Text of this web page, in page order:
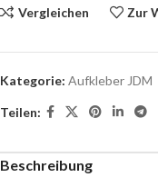
Vergleichen Zur
Kategorie: Aufkleber JDM
Teilen:
Beschreibung